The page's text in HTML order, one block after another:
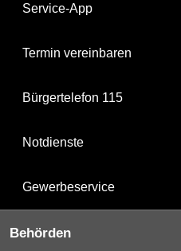
Service-App
Termin vereinbaren
Bürgertelefon 115
Notdienste
Gewerbeservice
Behörden